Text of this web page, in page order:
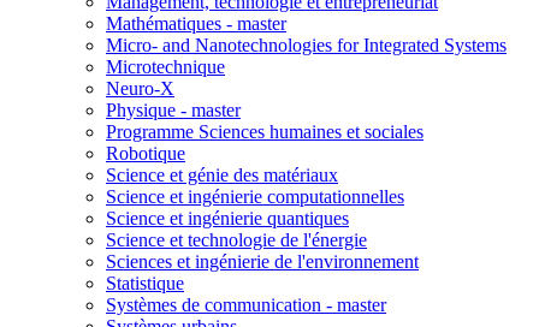
Mathématiques - master
Micro- and Nanotechnologies for Integrated Systems
Microtechnique
Neuro-X
Physique - master
Programme Sciences humaines et sociales
Robotique
Science et génie des matériaux
Science et ingénierie computationnelles
Science et ingénierie quantiques
Science et technologie de l'énergie
Sciences et ingénierie de l'environnement
Statistique
Systèmes de communication - master